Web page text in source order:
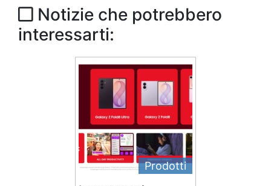
Notizie che potrebbero
interessarti:
Prodotti